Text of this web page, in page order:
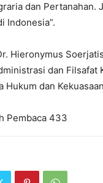
dan Pertanahan.
Indonesia”.
Hieronymus
dan Filsafat
Hukum dan
Pembaca 433